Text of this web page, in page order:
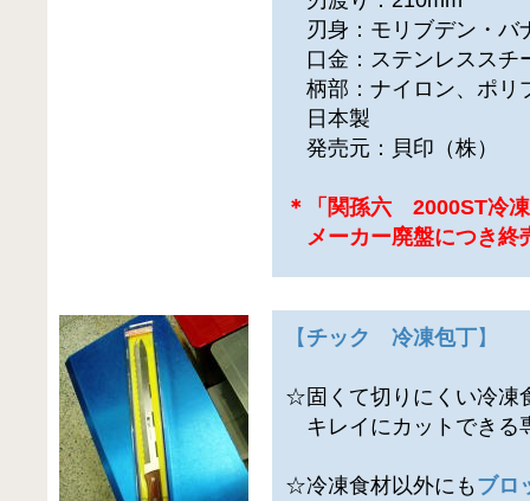
刃身：モリブデン・バ
口金：ステンレススチ
柄部：ナイロン、ポリ
日本製
発売元：貝印（株）
＊「関孫六 2000ST冷
メーカー廃盤につき終
【 チック 冷凍包丁】
☆固くて切りにくい冷凍
キレイにカットできる
☆冷凍食材以外にも ブロ